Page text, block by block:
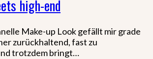
high-end
Make-up Look gefällt mir grade
zurückhaltend, fast zu
trotzdem bringt…